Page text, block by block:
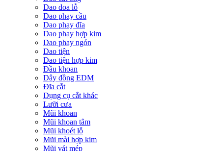
Dao doa lỗ
Dao phay cầu
Dao phay đĩa
Dao phay hợp kim
Dao phay ngón
Dao tiện
Dao tiện hợp kim
Đầu khoan
Dây đồng EDM
Đĩa cắt
Dụng cụ cắt khác
Lưỡi cưa
Mũi khoan
Mũi khoan tâm
Mũi khoét lỗ
Mũi mài hợp kim
Mũi vát mép